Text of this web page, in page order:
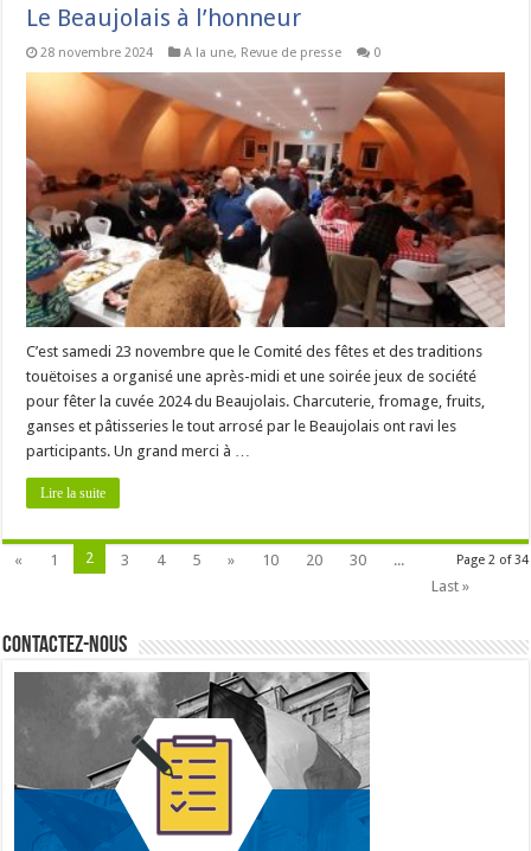
Le Beaujolais à l’honneur
28 novembre 2024 A la une, Revue de presse 0
C’est samedi 23 novembre que le Comité des fêtes et des traditions
touëtoises a organisé une après-midi et une soirée jeux de société
pour fêter la cuvée 2024 du Beaujolais. Charcuterie, fromage, fruits,
ganses et pâtisseries le tout arrosé par le Beaujolais ont ravi les
participants. Un grand merci à …
Lire la suite
Page 2 of 34
« 1 2 3 4 5 » 10 20 30
...
Last »
Contactez-nous